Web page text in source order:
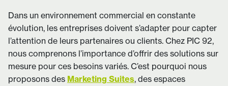
Dans un environnement commercial en constante
évolution, les entreprises doivent s’adapter pour capter
l’attention de leurs partenaires ou clients. Chez PIC 92,
nous comprenons l’importance d’offrir des solutions sur
mesure pour ces besoins variés. C’est pourquoi nous
proposons des Marketing Suites, des espaces